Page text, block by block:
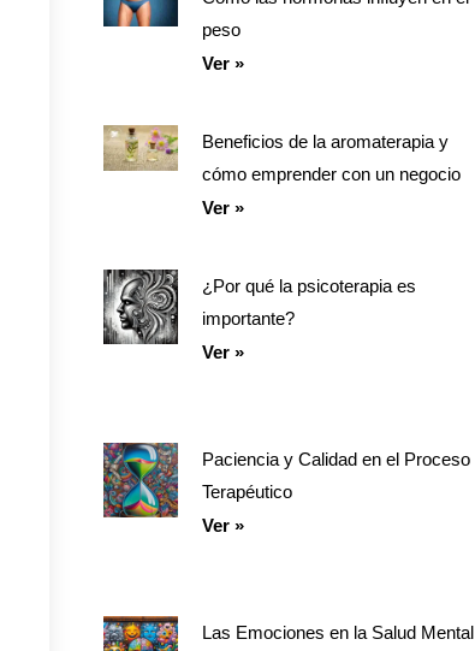
peso
Ver »
Beneficios de la aromaterapia y
cómo emprender con un negocio
Ver »
¿Por qué la psicoterapia es
importante?
Ver »
Paciencia y Calidad en el Proceso
Terapéutico
Ver »
Las Emociones en la Salud Mental